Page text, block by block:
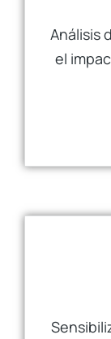
Análisis
el